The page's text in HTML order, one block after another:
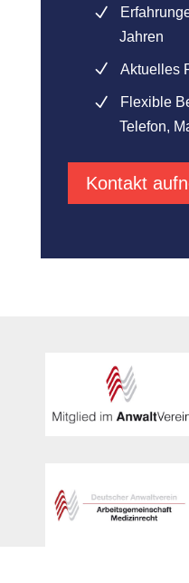
Jahren
Aktuelles
Flexible
Telefon,
Kontakt